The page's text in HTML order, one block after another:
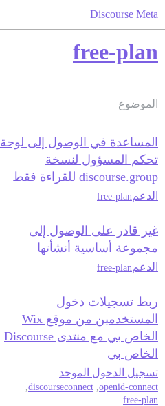
Discourse Meta
free-plan
الموضوع
المساعدة في الوصول إلى لوحة
تحكم المسؤول لنسخة
discourse.group للقراءة فقط
الدعم free-plan
غير قادر على الوصول إلى
مجموعة أساسية أنشأتها
الدعم free-plan
ربط تسجيلات دخول
المستخدمين من موقع Wix
الخاص بي مع منتدى Discourse
الخاص بي
تسجيل الدخول الموحد
openid-connect
,
discourseconnect
,
free-plan